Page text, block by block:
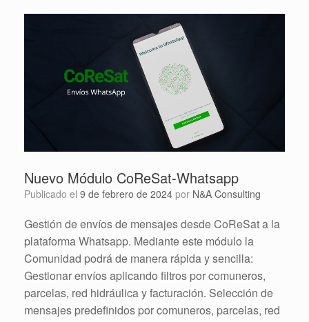
Nuevo Módulo CoReSat-Whatsapp
Publicado el 9 de febrero de 2024 por N&A Consulting
Gestión de envíos de mensajes desde CoReSat a la
plataforma Whatsapp. Mediante este módulo la
Comunidad podrá de manera rápida y sencilla:
Gestionar envíos aplicando filtros por comuneros,
parcelas, red hidráulica y facturación. Selección de
mensajes predefinidos por comuneros, parcelas, red